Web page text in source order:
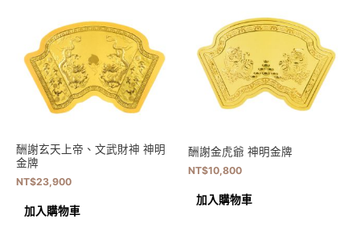
酬謝玄天上帝、文武財神 神明
金牌
NT$23,900
加入購物車
酬謝金虎爺 神明金牌
NT$10,800
加入購物車